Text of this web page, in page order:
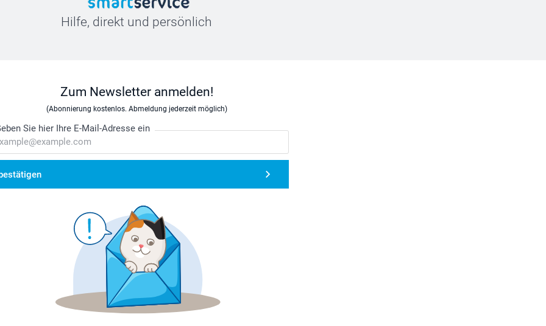
Hilfe, direkt und persönlich
Zum Newsletter anmelden!
(Abonnierung kostenlos. Abmeldung jederzeit möglich)
Sie hier Ihre E-Mail-Adresse ein